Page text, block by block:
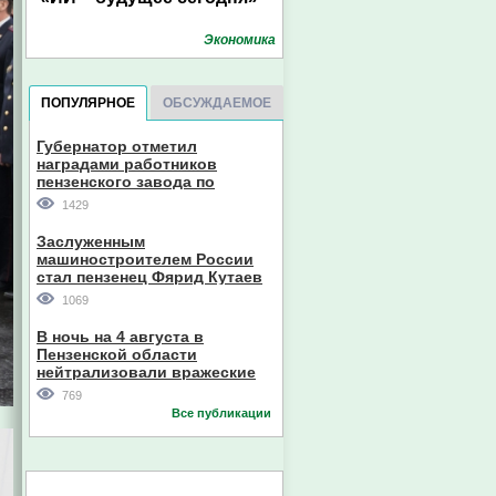
Экономика
ПОПУЛЯРНОЕ ОБСУЖДАЕМОЕ
Губернатор отметил
наградами работников
пензенского завода по
производству станков
1429
Заслуженным
машиностроителем России
стал пензенец Фярид Кутаев
1069
В ночь на 4 августа в
Пензенской области
нейтрализовали вражеские
дроны
769
Все публикации